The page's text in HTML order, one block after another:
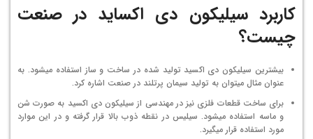
کاربرد سیلیکون دی اکساید در صنعت
چیست؟
بیشترین سیلیکون دی اکسید تولید شده در ساخت و ساز استفاده می­شود. به
عنوان مثال می­توان به تولید سیمان پرتلند در صنعت اشاره کرد.
برای ساخت قطعات فلزی نیز در مهندسی از سیلیکون دی اکسید به صورت شن
و ماسه استفاده می­شود. سیلیس در نقطه ذوب بالا قرار گرفته و در این موارد
مورد استفاده قرار می­گیرد.